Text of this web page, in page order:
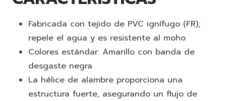
Fabricada con tejido de PVC ignífugo (FR);
repele el agua y es resistente al moho
Colores estándar: Amarillo con banda de
desgaste negra
La hélice de alambre proporciona una
estructura fuerte, asegurando un flujo de